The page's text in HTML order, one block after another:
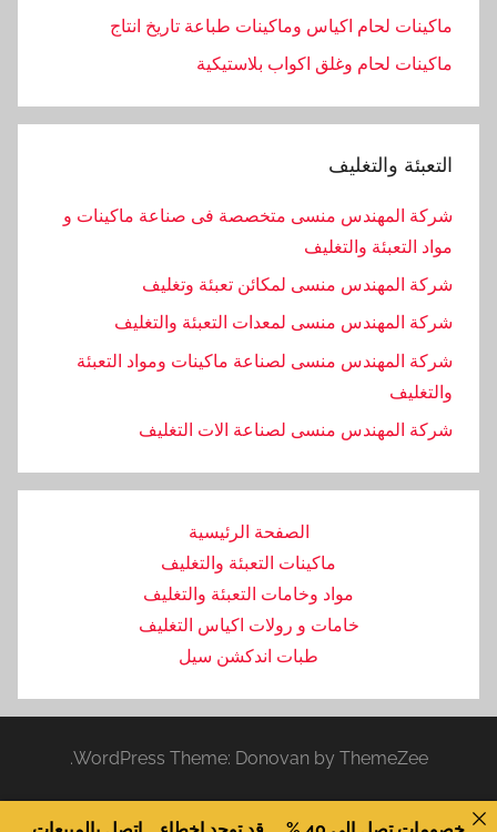
ماكينات لحام اكياس وماكينات طباعة تاريخ انتاج
ماكينات لحام وغلق اكواب بلاستيكية
التعبئة والتغليف
شركة المهندس منسى متخصصة فى صناعة ماكينات و
مواد التعبئة والتغليف
شركة المهندس منسى لمكائن تعبئة وتغليف
شركة المهندس منسى لمعدات التعبئة والتغليف
شركة المهندس منسى لصناعة ماكينات ومواد التعبئة
والتغليف
‏شركة المهندس منسى لصناعة الات التغليف
الصفحة الرئيسية
ماكينات التعبئة والتغليف
مواد وخامات التعبئة والتغليف
خامات و رولات اكياس التغليف
طبات اندكشن سيل
WordPress Theme: Donovan by ThemeZee.